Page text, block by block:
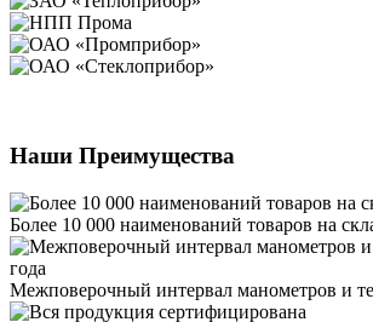
Наши Преимущества
Более 10 000 наименований товаров на
Межповерочный интервал манометров и